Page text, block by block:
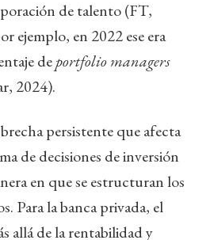
de talento (FT,
ejemplo, en 2022 ese era
deportfolio managers
2024).
persistente que afecta
de decisiones de inversión
en que se estructuran los
Para la banca privada, el
allá de la rentabilidad y